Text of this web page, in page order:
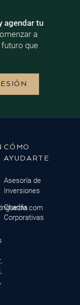
agendar tu
a
que
CÓMO
AYUDARTE
Asesoría de
Inversiones
Charlas
Corporativas